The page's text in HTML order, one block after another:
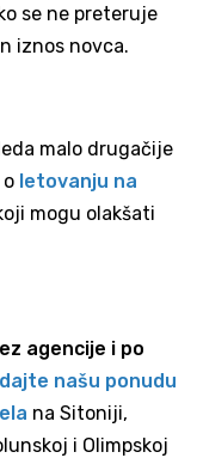
se ne preteruje
iznos novca.
malo drugačije
letovanju na
mogu olakšati
agencije i po
našu ponudu
na Sitoniji,
i Olimpskoj